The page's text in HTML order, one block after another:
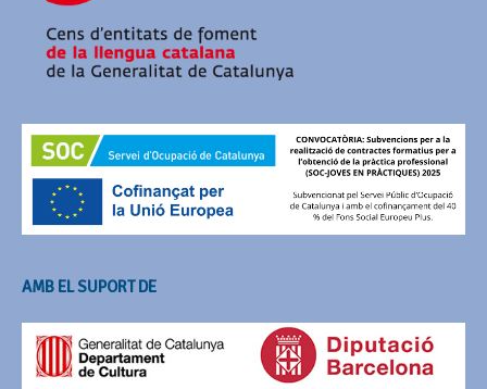
AMB EL SUPORT DE